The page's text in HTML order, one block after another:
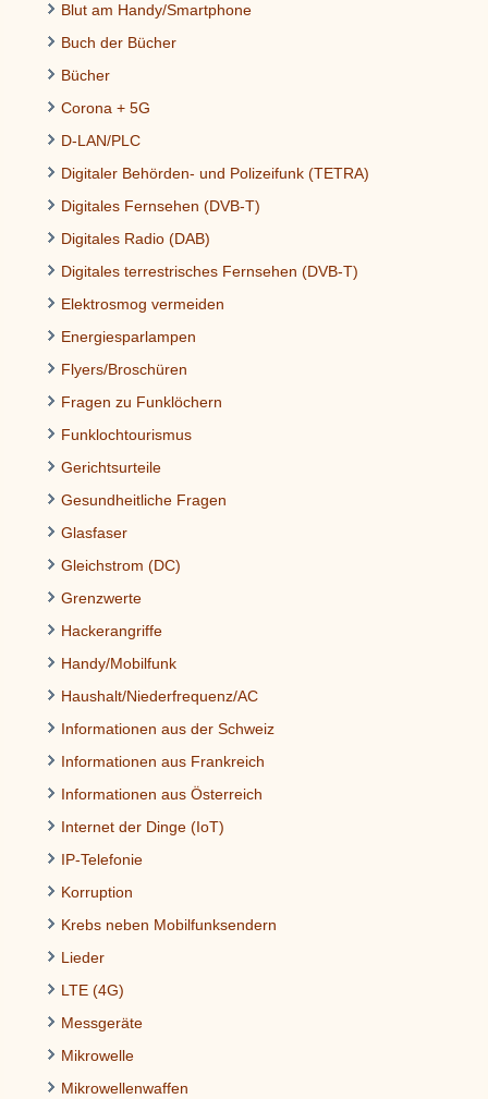
Blut am Handy/Smartphone
Buch der Bücher
Bücher
Corona + 5G
D-LAN/PLC
Digitaler Behörden- und Polizeifunk (TETRA)
Digitales Fernsehen (DVB-T)
Digitales Radio (DAB)
Digitales terrestrisches Fernsehen (DVB-T)
Elektrosmog vermeiden
Energiesparlampen
Flyers/Broschüren
Fragen zu Funklöchern
Funklochtourismus
Gerichtsurteile
Gesundheitliche Fragen
Glasfaser
Gleichstrom (DC)
Grenzwerte
Hackerangriffe
Handy/Mobilfunk
Haushalt/Niederfrequenz/AC
Informationen aus der Schweiz
Informationen aus Frankreich
Informationen aus Österreich
Internet der Dinge (IoT)
IP-Telefonie
Korruption
Krebs neben Mobilfunksendern
Lieder
LTE (4G)
Messgeräte
Mikrowelle
Mikrowellenwaffen